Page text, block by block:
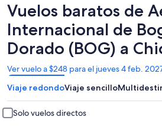
Vuelos baratos de
Internacional de
Dorado (BOG) a
Ver vuelo a $248 para el jueves 4 feb.
Se
abrirá
en
una
nueva
ventana
Viaje redondoViaje sencillo
Solo vuelos directos